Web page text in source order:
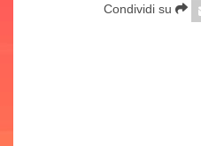
Condividi su